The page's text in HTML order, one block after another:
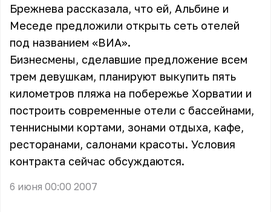
Брежнева рассказала, что ей, Альбине и
Меседе предложили открыть сеть отелей
под названием «ВИА».
Бизнесмены, сделавшие предложение всем
трем девушкам, планируют выкупить пять
километров пляжа на побережье Хорватии и
построить современные отели с бассейнами,
теннисными кортами, зонами отдыха, кафе,
ресторанами, салонами красоты. Условия
контракта сейчас обсуждаются.
6 июня 00:00 2007